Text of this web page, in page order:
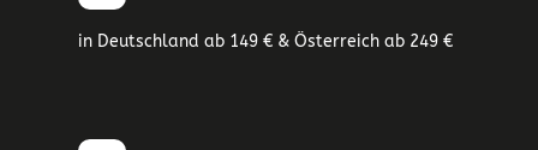
in Deutschland ab 149 € & Österreich ab 249 €